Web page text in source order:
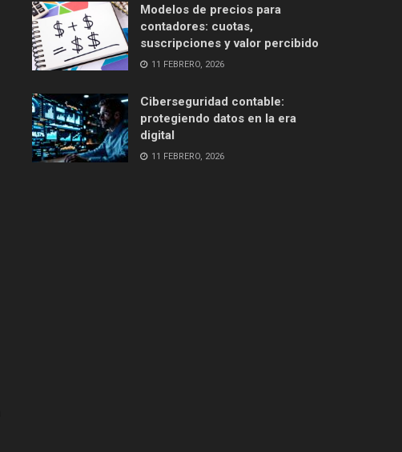
Modelos de precios para
contadores: cuotas,
suscripciones y valor percibido
11 FEBRERO, 2026
Ciberseguridad contable:
protegiendo datos en la era
digital
11 FEBRERO, 2026